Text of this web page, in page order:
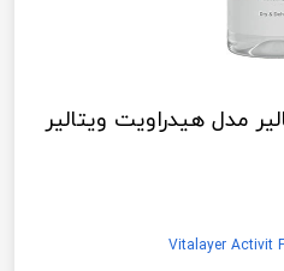
مدل هیدراویت ویتالیر
Vitalayer Activit